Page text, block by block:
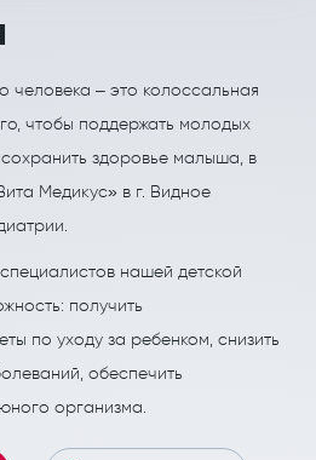
гинекология
и иммунология
(ЛФК)
терапия
офтальмологии
терапия (рефлексотерапия)
андрология
НА УСЛУГИ
СТАТЬИ
диагностика
ЦЕНЫ НА УСЛУГИ
ПОЛЕЗНЫЕ СТАТЬИ
человека – это колоссальная
чтобы поддержать молодых
здоровье малыша, в
Медикус» в г. Видное
нашей детской
получить
по уходу за ребенком, снизить
обеспечить
организма.